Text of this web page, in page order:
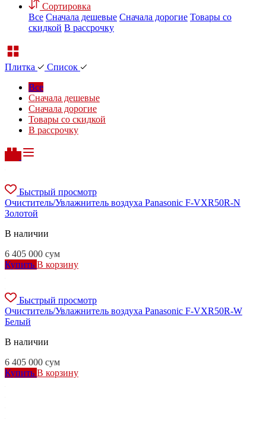
Сортировка
Все Сначала дешевые Сначала дорогие Товары со
скидкой В рассрочку
Плитка
Список
Все
Сначала дешевые
Сначала дорогие
Товары со скидкой
В рассрочку
Быстрый просмотр
Очиститель/Увлажнитель воздуха Panasonic F-VXR50R-N
Золотой
В наличии
6 405 000 сум
Купить В корзину
Быстрый просмотр
Очиститель/Увлажнитель воздуха Panasonic F-VXR50R-W
Белый
В наличии
6 405 000 сум
Купить В корзину